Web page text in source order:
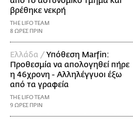
βρέθηκε νεκρή
THE LIFO TEAM
8 ΩΡΕΣ ΠΡΙΝ
Ελλάδα /Υπόθεση Marfin:
Προθεσμία να απολογηθεί πήρε
η 46χρονη - Αλληλέγγυοι έξω
από τα γραφεία
THE LIFO TEAM
9 ΩΡΕΣ ΠΡΙΝ